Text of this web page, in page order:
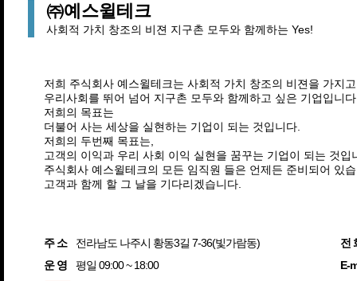
㈜예스윌테크
사회적 가치 창조의 비젼 지구촌 모두와 함께하는 Yes!
저희 주식회사 예스윌테크는 사회적 가치 창조의 비젼을 가지고
우리사회를 뛰어 넘어 지구촌 모두와 함께하고 싶은 기업입니
저희의 목표는
더불어 사는 세상을 실현하는 기업이 되는 것입니다.
저희의 두번째 목표는,
고객의 이익과 우리 사회 이익 실현을 꿈꾸는 기업이 되는 것입
주식회사 예스윌테크의 모든 임직원 들은 언제든 준비되어 있
고객과 함께 할 그 날을 기다리겠습니다.
주 소
전라남도 나주시 황동3길 7-36(빛가람동)
운 영
평일 09:00 ~ 18:00
전
E-